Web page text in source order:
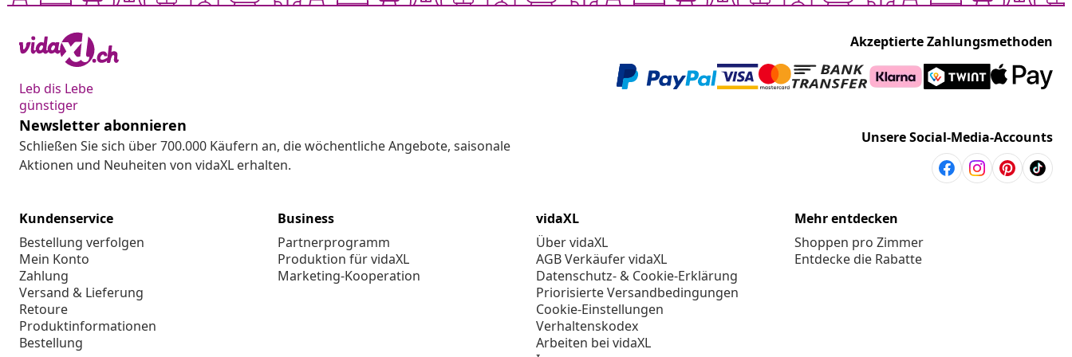
Leb dis Lebe
günstiger
Akzeptierte Zahlungsmethoden
Newsletter abonnieren
Schließen Sie sich über 700.000 Käufern an, die wöchentliche Angebote, saisonale
Aktionen und Neuheiten von vidaXL erhalten.
Unsere Social-Media-Accounts
Kundenservice
Bestellung verfolgen
Mein Konto
Zahlung
Versand & Lieferung
Retoure
Produktinformationen
Bestellung
Business
Partnerprogramm
Produktion für vidaXL
Marketing-Kooperation
vidaXL
Über vidaXL
AGB Verkäufer vidaXL
Datenschutz- & Cookie-Erklärung
Priorisierte Versandbedingungen
Cookie-Einstellungen
Verhaltenskodex
Arbeiten bei vidaXL
Mehr entdecken
Shoppen pro Zimmer
Entdecke die Rabatte